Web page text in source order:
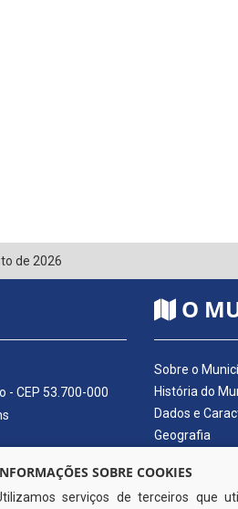
de 2026
- CEP 53.700-000
O
Sobre o
História do
Dados e
Geografia
Símbolos do
Hino do
SOBRE COOKIES
serviços de terceiros que